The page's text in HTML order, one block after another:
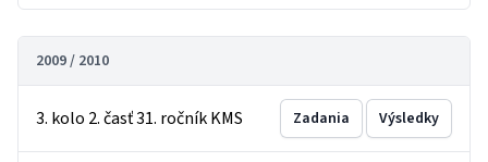
2009 / 2010
3. kolo 2. časť 31. ročník KMS Zadania Výsledky